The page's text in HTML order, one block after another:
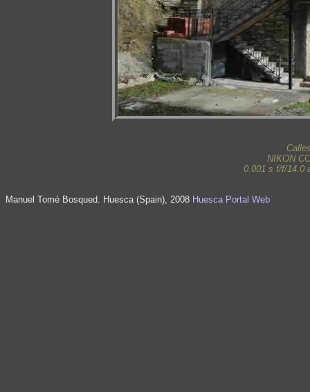
NIKON
0.001 s f/f/14.0
Manuel Tomé Bosqued. Huesca (Spain), 2008 Huesca Portal Web